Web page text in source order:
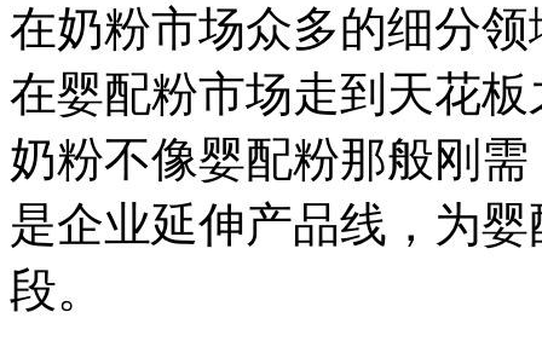
在奶粉市场众多的细分
在婴配粉市场走到天花
奶粉不像婴配粉那般刚
是企业延伸产品线，为
段。